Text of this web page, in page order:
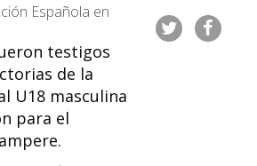
Española en
testigos
de la
U18 masculina
para el